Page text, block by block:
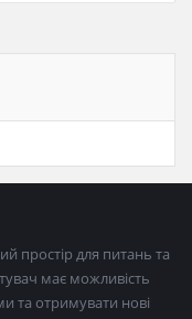
простір для питань та
має можливість
та отримувати нові